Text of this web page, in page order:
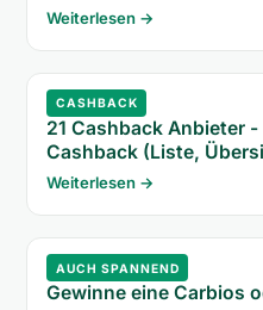
Weiterlesen →
CASHBACK
21 Cashback Anbieter
Cashback (Liste,
Weiterlesen →
AUCH SPANNEND
Gewinne eine Carbios